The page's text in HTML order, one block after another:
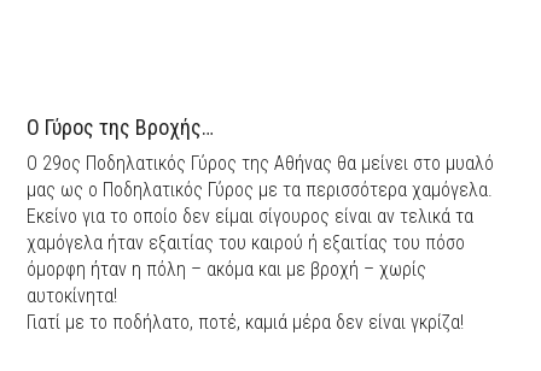
Ο Γύρος της Βροχής…
Ο 29ος Ποδηλατικός Γύρος της Αθήνας θα μείνει στο μυαλό
μας ως ο Ποδηλατικός Γύρος με τα περισσότερα χαμόγελα.
Εκείνο για το οποίο δεν είμαι σίγουρος είναι αν τελικά τα
χαμόγελα ήταν εξαιτίας του καιρού ή εξαιτίας του πόσο
όμορφη ήταν η πόλη – ακόμα και με βροχή – χωρίς
αυτοκίνητα!
Γιατί με το ποδήλατο, ποτέ, καμιά μέρα δεν είναι γκρίζα!